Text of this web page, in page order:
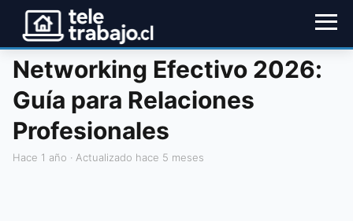
Networking Efectivo 2026:
Guía para Relaciones
Profesionales
hace 1 año · Actualizado hace 5 meses